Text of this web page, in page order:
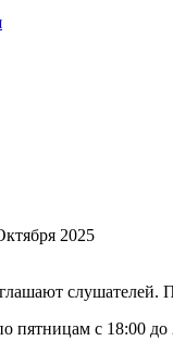
2025
слушателей.
пятницам с 18:00